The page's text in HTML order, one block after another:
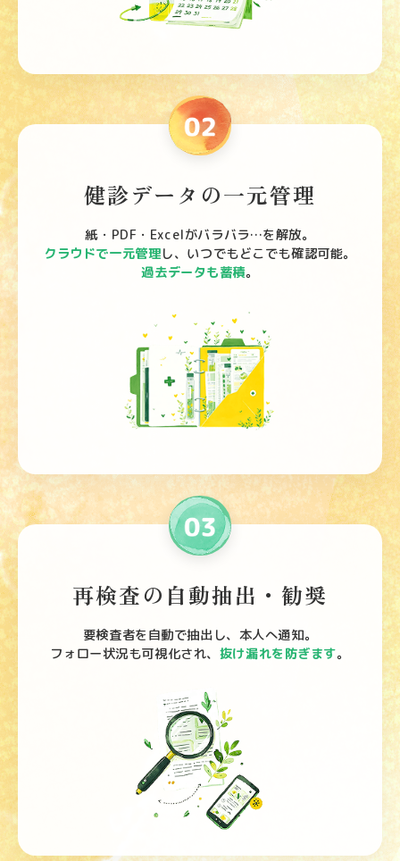
健診データの一元管理
紙・PDF・Excelがバラバラ…を解放。
クラウドで一元管理し、いつでもどこでも確認可能。
過去データも蓄積。
再検査の自動抽出・勧奨
要検査者を自動で抽出し、本人へ通知。
フォロー状況も可視化され、 抜け漏れを防ぎます。